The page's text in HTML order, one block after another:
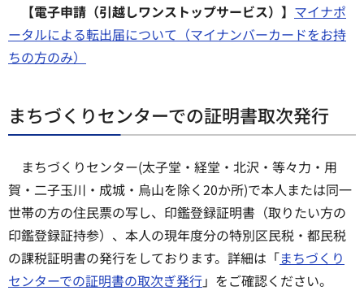
【電子申請（引越しワンストップサービス）】 マイナポ
ータルによる転出届について（マイナンバーカードをお持
ちの方のみ）
まちづくりセンターでの証明書取次発行
まちづくりセンター(太子堂・経堂・北沢・等々力・用
賀・二子玉川・成城・烏山を除く20か所)で本人または同一
世帯の方の住民票の写し、印鑑登録証明書（取りたい方の
印鑑登録証持参）、本人の現年度分の特別区民税・都民税
の課税証明書の発行をしております。詳細は「まちづくり
センターでの証明書の取次ぎ発行」をご確認ください。